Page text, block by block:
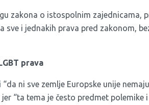
zakona o istospolnim zajednicama,
sve i jednakih prava pred zakonom,
prava
ni sve zemlje Europske unije
“ta tema je često predmet polemike